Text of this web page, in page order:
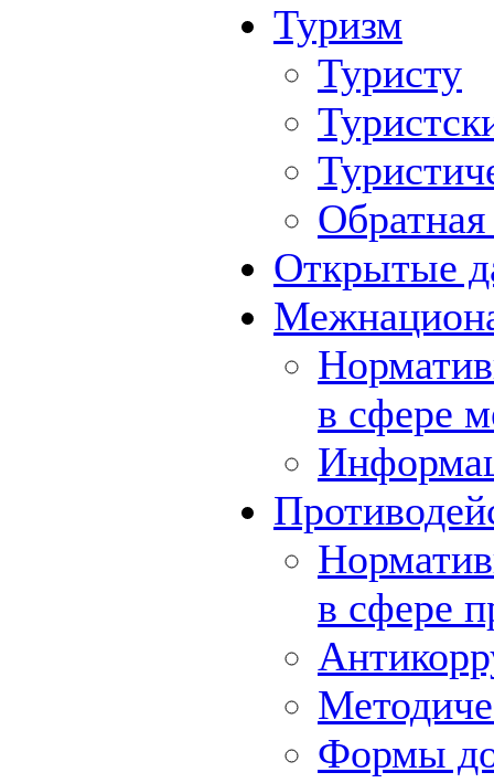
Туризм
Туристу
Обратная
Открытые
в сфере
в сфере
Формы